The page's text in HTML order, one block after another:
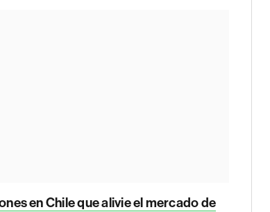
en Chile que alivie el mercado de